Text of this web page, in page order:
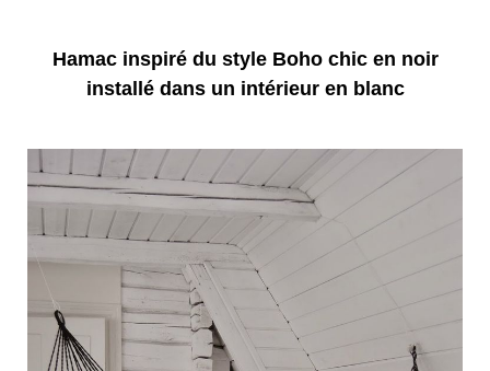
Hamac inspiré du style Boho chic en noir
installé dans un intérieur en blanc